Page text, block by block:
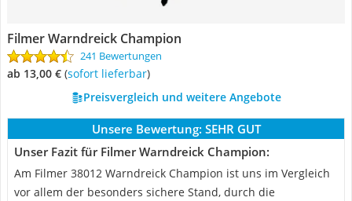
Filmer Warndreick Champion
241 Bewertungen
ab 13,00 € ( Sofort lieferbar)
Preisvergleich und weitere Angebote
Unsere Bewertung: SEHR GUT
Unser Fazit für Filmer Warndreick Champion:
Am Filmer 38012 Warndreick Champion ist uns im Vergleich
vor allem der besonders sichere Stand, durch die